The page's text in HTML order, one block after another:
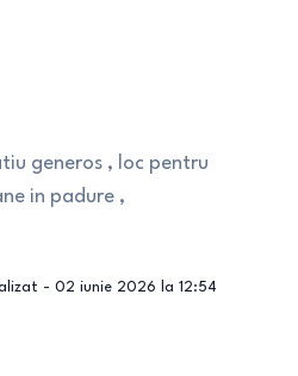
generos , loc pentru
in padure ,
- 02 iunie 2026 la 12:54